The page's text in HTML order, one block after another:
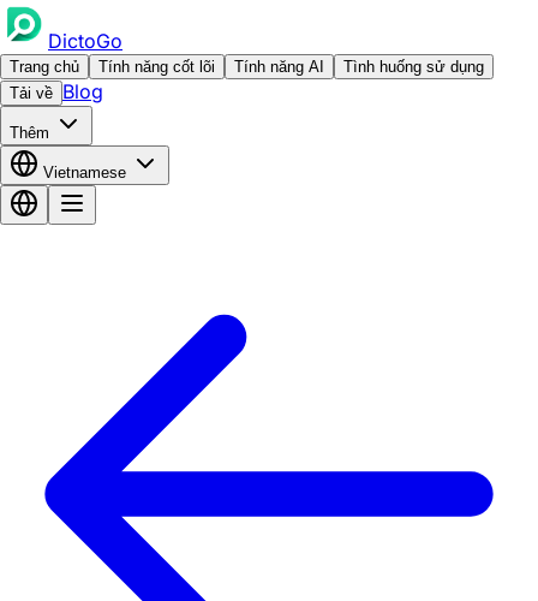
DictoGo
Trang chủ Tính năng cốt lõi Tính năng AI
Tình huống sử dụng
Tải về Blog
Thêm
Vietnamese